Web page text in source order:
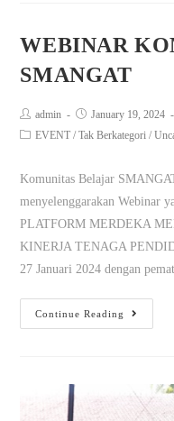
WEBINAR
SMANGAT
admin
January 19, 2024
EVENT / Tak Berkategori /
Komunitas Belajar
menyelenggarakan Webinar
PLATFORM MERDEKA
KINERJA TENAGA
27 Januari 2024 dengan
Continue Reading